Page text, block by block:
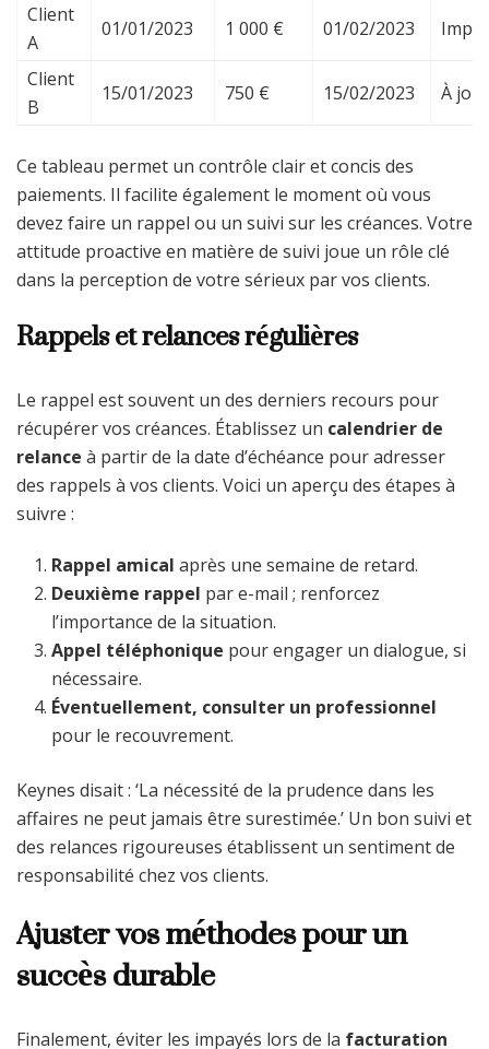
Client
A
01/01/2023 1 000 € 01/02/2023
Client
B
15/01/2023 750 € 15/02/2023 À jour
Ce tableau permet un contrôle clair et concis des
paiements. Il facilite également le moment où vous
devez faire un rappel ou un suivi sur les créances. Votre
attitude proactive en matière de suivi joue un rôle clé
dans la perception de votre sérieux par vos clients.
Rappels et relances régulières
Le rappel est souvent un des derniers recours pour
récupérer vos créances. Établissez un calendrier de
relance à partir de la date d’échéance pour adresser
des rappels à vos clients. Voici un aperçu des étapes à
suivre :
Rappel amical après une semaine de retard.
Deuxième rappel par e-mail ; renforcez
l’importance de la situation.
Appel téléphonique pour engager un dialogue, si
nécessaire.
Éventuellement, consulter un professionnel
pour le recouvrement.
Keynes disait : ‘La nécessité de la prudence dans les
affaires ne peut jamais être surestimée.’ Un bon suivi et
des relances rigoureuses établissent un sentiment de
responsabilité chez vos clients.
Ajuster vos méthodes pour un
succès durable
Finalement, éviter les impayés lors de la facturation